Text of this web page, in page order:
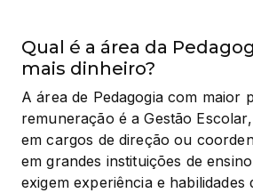
Qual é a área da
mais dinheiro?
A área de Pedagogia com maior
remuneração é a Gestão
em cargos de direção ou
em grandes instituições de
exigem experiência e habilidades